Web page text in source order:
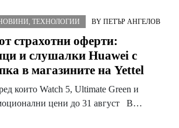
ТЕХНОЛОГИИ BY ПЕТЪР АНГЕЛОВ
страхотни оферти:
и слушалки Huawei с
в магазините на Yettel
които Watch 5, Ultimate Green и
цени до 31 август В…